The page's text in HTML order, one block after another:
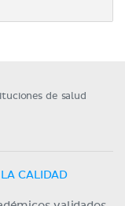
de salud
CALIDAD